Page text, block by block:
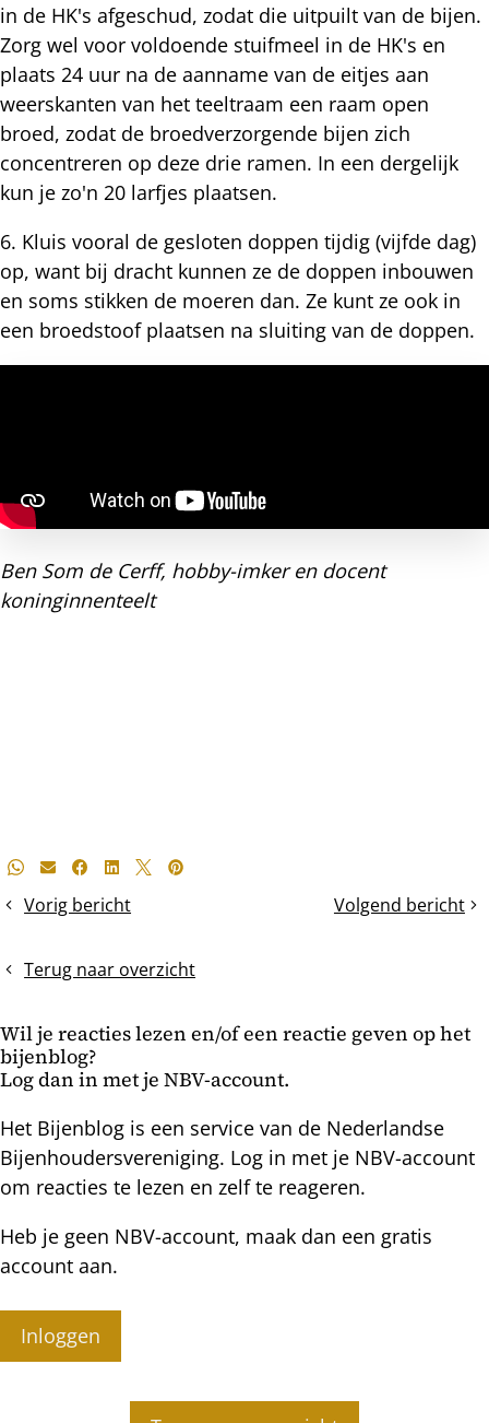
in de HK's afgeschud, zodat die uitpuilt van de bijen.
Zorg wel voor voldoende stuifmeel in de HK's en
plaats 24 uur na de aanname van de eitjes aan
weerskanten van het teeltraam een raam open
broed, zodat de broedverzorgende bijen zich
concentreren op deze drie ramen. In een dergelijk
kun je zo'n 20 larfjes plaatsen.
6. Kluis vooral de gesloten doppen tijdig (vijfde dag)
op, want bij dracht kunnen ze de doppen inbouwen
en soms stikken de moeren dan. Ze kunt ze ook in
een broedstoof plaatsen na sluiting van de doppen.
Ben Som de Cerff, hobby-imker en docent
koninginnenteelt
Deel
bericht
Whatsapp
E-mailFacebook
LinkedIn
X Pinterest
Vorig bericht
Controle
zwermdrift
Volgend bericht
Voeren
Terug naar overzicht
Wil je reacties lezen en/of een reactie geven op het
bijenblog?
Log dan in met je NBV-account.
Het Bijenblog is een service van de Nederlandse
Bijenhoudersvereniging. Log in met je NBV-account
om reacties te lezen en zelf te reageren.
Heb je geen NBV-account, maak dan een gratis
account aan.
Inloggen